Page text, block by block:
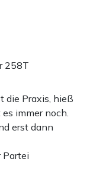
258T
die Praxis, hieß
immer noch.
erst dann
Partei